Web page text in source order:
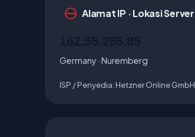
Alamat IP · Lokasi Server
Germany · Nuremberg
ISP / Penyedia: Hetzner Online GmbH